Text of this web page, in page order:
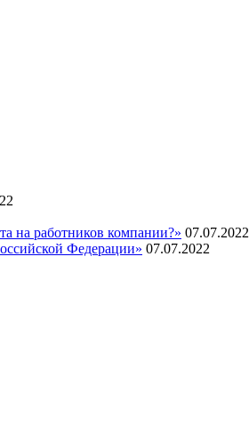
на работников компании?» 07.07.2022
Федерации» 07.07.2022